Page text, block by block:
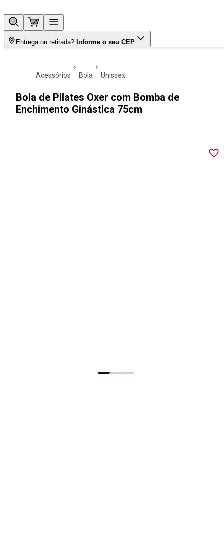
Entrega ou retirada? Informe o seu CEP
acessórios bola unissex
Bola de Pilates Oxer com Bomba de
Enchimento Ginástica 75cm